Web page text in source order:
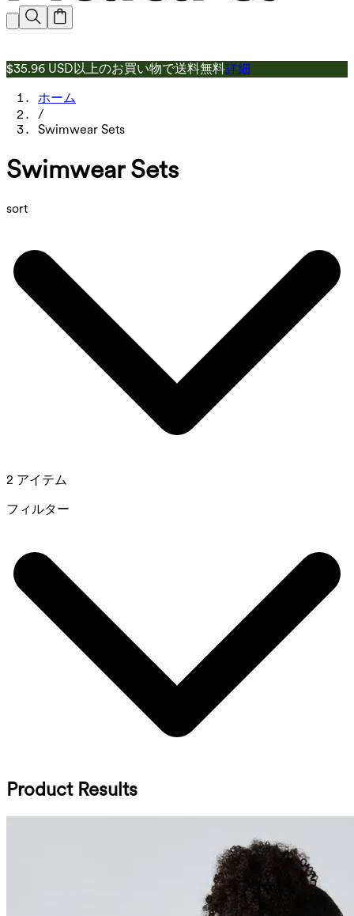
$35.96 USD以上のお買い物で送料無料詳細
ホーム
/
Swimwear Sets
Swimwear Sets
sort
2 アイテム
フィルター
Product Results